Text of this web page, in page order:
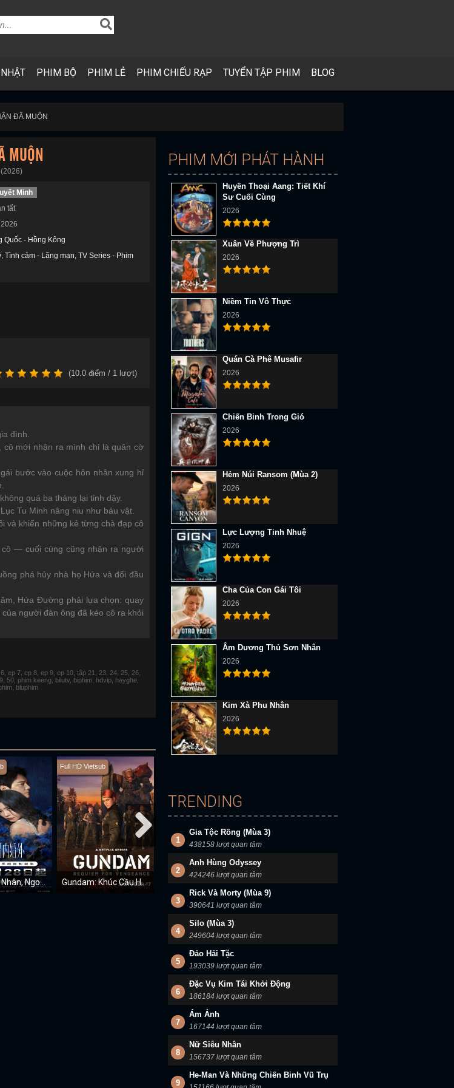
PHIM BỘ PHIM LẺ PHIM CHIẾU RẠP TUYỂN TẬP PHIM BLOG
ĐÃ MUỘN
MUỘN
Minh
tất
2026
Quốc - Hồng Kông
Tình cảm - Lãng mạn TV Series - Phim
(10.0điểm / 1lượt)
đình.
mới nhận ra mình chỉ là quân cờ
bước vào cuộc hôn nhân xung hỉ
quá ba tháng lại tỉnh dậy.
Tu Minh nâng niu như báu vật.
và khiến những kẻ từng chà đạp cô
— cuối cùng cũng nhận ra người
phá hủy nhà họ Hứa và đối đầu
Hứa Đường phải lựa chọn: quay
người đàn ông đã kéo cô ra khỏi
ep 7, ep 8, ep 9, ep 10, tập 21, 23, 24, 25, 26,
50, phim keeng, bilutv, biphim, hdvip, hayghe,
bluphim
Trong Hôn Nhân, Ngoài Hôn Nhân
Full HD Vietsub
Gundam: Khúc Cầu Hồn Thù Hận
PHIM MỚI PHÁT HÀNH
Huyền Thoại Aang: Tiết Khí
Sư Cuối Cùng
2026
Xuân Về Phượng Trì
2026
Niềm Tin Vô Thực
2026
Quán Cà Phê Musafir
2026
Chiến Binh Trong Gió
2026
Hẻm Núi Ransom (Mùa 2)
2026
Lực Lượng Tinh Nhuệ
2026
Cha Của Con Gái Tôi
2026
Âm Dương Thủ Sơn Nhân
2026
Kim Xà Phu Nhân
2026
TRENDING
1
Gia Tộc Rồng (Mùa 3)
438158 lượt quan tâm
2
Anh Hùng Odyssey
424246 lượt quan tâm
3
Rick Và Morty (Mùa 9)
390641 lượt quan tâm
4
Silo (Mùa 3)
249604 lượt quan tâm
5
Đảo Hải Tặc
193039 lượt quan tâm
6
Đặc Vụ Kim Tái Khởi Động
186184 lượt quan tâm
7
Ám Ảnh
167144 lượt quan tâm
8
Nữ Siêu Nhân
156737 lượt quan tâm
9
He-Man Và Những Chiến Binh Vũ Trụ